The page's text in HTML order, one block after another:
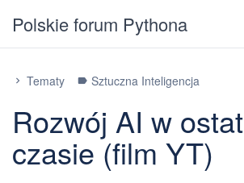
Polskie forum Pythona
chevron_right Tematy label Sztuczna Inteligencja
Rozwój AI w
czasie (film YT)